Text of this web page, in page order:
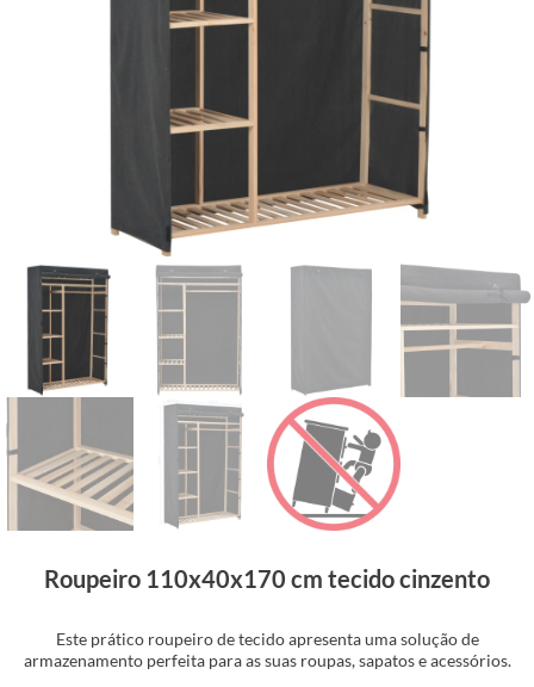
Roupeiro 110x40x170 cm tecido cinzento
Este prático roupeiro de tecido apresenta uma solução de
armazenamento perfeita para as suas roupas, sapatos e acessórios.